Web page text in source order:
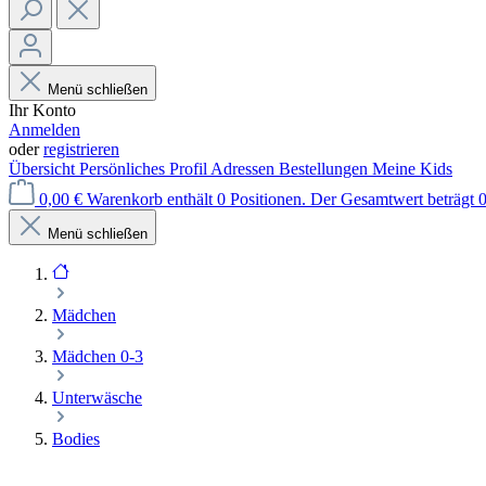
Menü schließen
Ihr Konto
Anmelden
oderregistrieren
Übersicht Persönliches Profil Adressen Bestellungen Meine Kids
0,00 € Warenkorb enthält 0 Positionen. Der Gesamtwert beträgt
Menü schließen
Mädchen
Mädchen 0-3
Unterwäsche
Bodies